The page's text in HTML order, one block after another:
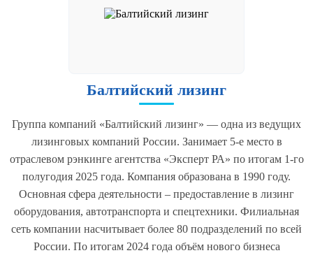
Балтийский лизинг
Группа компаний «Балтийский лизинг» — одна из ведущих
лизинговых компаний России. Занимает 5-е место в
отраслевом рэнкинге агентства «Эксперт РА» по итогам 1-го
полугодия 2025 года. Компания образована в 1990 году.
Основная сфера деятельности – предоставление в лизинг
оборудования, автотранспорта и спецтехники. Филиальная
сеть компании насчитывает более 80 подразделений по всей
России. По итогам 2024 года объём нового бизнеса